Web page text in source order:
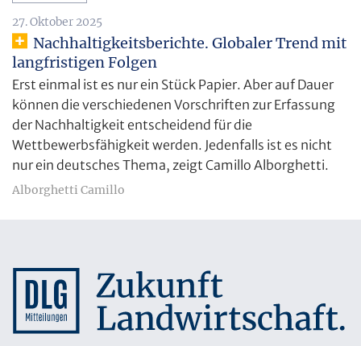
27. Oktober 2025
Nachhaltigkeitsberichte. Globaler Trend mit
langfristigen Folgen
Erst einmal ist es nur ein Stück Papier. Aber auf Dauer
können die verschiedenen Vorschriften zur Erfassung
der Nachhaltigkeit entscheidend für die
Wettbewerbsfähigkeit werden. Jedenfalls ist es nicht
nur ein deutsches Thema, zeigt Camillo Alborghetti.
Alborghetti Camillo